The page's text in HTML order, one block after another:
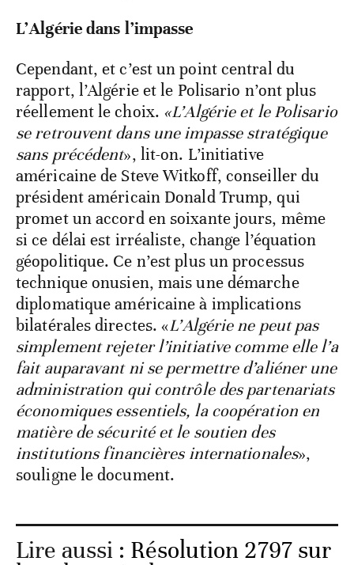
L’Algérie dans l’impasse
Cependant, et c’est un point central du
rapport, l’Algérie et le Polisario n’ont plus
réellement le choix. «L’Algérie et le Polisario
se retrouvent dans une impasse stratégique
sans précédent», lit-on. L’initiative
américaine de Steve Witkoff, conseiller du
président américain Donald Trump, qui
promet un accord en soixante jours, même
si ce délai est irréaliste, change l’équation
géopolitique. Ce n’est plus un processus
technique onusien, mais une démarche
diplomatique américaine à implications
bilatérales directes. «L’Algérie ne peut pas
simplement rejeter l’initiative comme elle l’a
fait auparavant ni se permettre d’aliéner une
administration qui contrôle des partenariats
économiques essentiels, la coopération en
matière de sécurité et le soutien des
institutions financières internationales»,
souligne le document.
Lire aussi : Résolution 2797 sur